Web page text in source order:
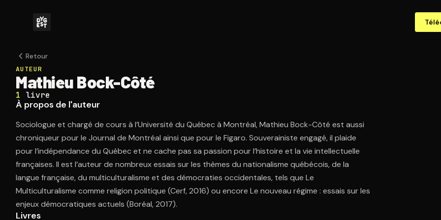
Retour
AUTEUR
Mathieu Bock-Côté
1 livre
À propos de l'auteur
Sociologue et chargé de cours à l’Université du Québec à Montréal, Mathieu Bock-Côté est aussi
chroniqueur pour le Journal de Montréal ainsi que pour le Figaro. Souverainiste engagé, il plaide
pour l’indépendance du Québec et ne cache pas sa passion pour l’histoire et la vie intellectuelle
françaises. Il est l’auteur de nombreux essais sur les thèmes du nationalisme québécois, de la
langue française, du multiculturalisme et des démocraties occidentales, tels que Le
Multiculturalisme comme religion politique (Cerf, 2016) ou encore Le nouveau régime : essais sur les
enjeux démocratiques actuels (Boréal, 2017).
Livres